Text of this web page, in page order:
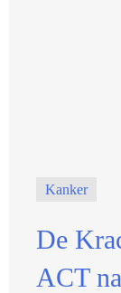
Kanker
De
ACT